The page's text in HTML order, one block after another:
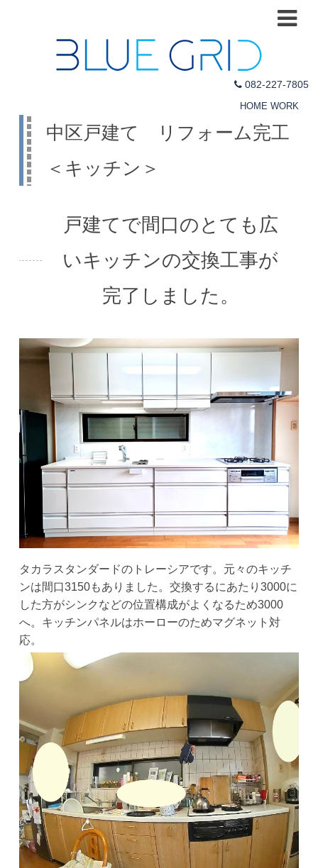
082-227-7805
HOME WORK
中区戸建て リフォーム完工
＜キッチン＞
戸建てで間口のとても広
いキッチンの交換工事が
完了しました。
タカラスタンダードのトレーシアです。元々のキッチ
ンは間口3150もありました。交換するにあたり3000に
した方がシンクなどの位置構成がよくなるため3000
へ。キッチンパネルはホーローのためマグネット対
応。